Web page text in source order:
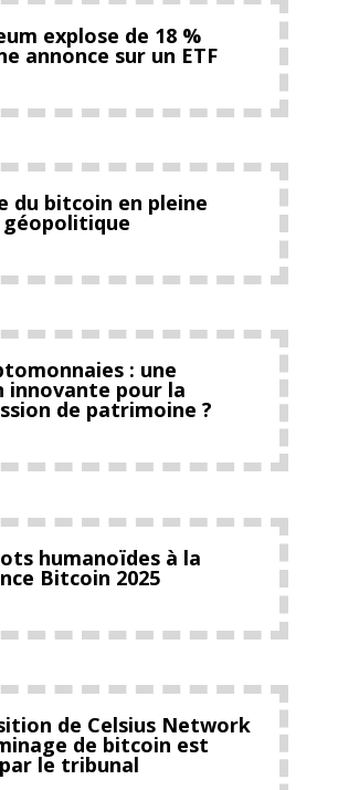
explose de 18 %
annonce sur un ETF
du bitcoin en pleine
: une
innovante pour la
de patrimoine ?
humanoïdes à la
Bitcoin 2025
de Celsius Network
de bitcoin est
le tribunal